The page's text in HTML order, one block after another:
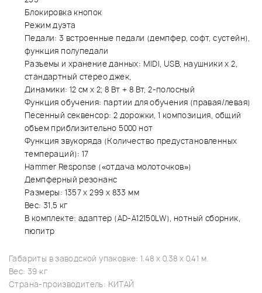
Блокировка кнопок
Режим дуэта
Педали: 3 встроенные педали (демпфер, софт, сустейн),
функция полупедали
Разъемы и хранение данных: MIDI, USB, наушники х 2,
стандартный стерео джек,
Динамики: 12 см х 2; 8 Вт + 8 Вт, 2-полосный
Функция обучения: партии для обучения (правая/левая)
Песенный секвенсор: 2 дорожки, 1 композиция, общий
объем приблизительно 5000 нот
Функция звукоряда (Количество предустановленных
темпераций): 17
Hammer Response («отдача молоточков»)
Демпферный резонанс
Размеры: 1357 х 299 х 833 мм
Вес: 31,5 кг
В комплекте: адаптер (AD-A12150LW), нотный сборник,
пюпитр
Габариты в заводской упаковке: 1.48 x 0.38 x 0.41 м.
Вес: 39 кг
Страна-производитель: КИТАЙ